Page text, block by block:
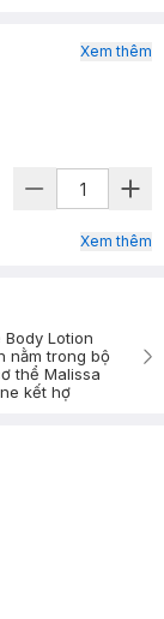
Xem thêm
Xem thêm
Lotion
nằm trong bộ
thể Malissa
kết hợ